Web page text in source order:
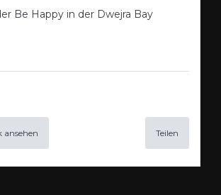
Be Happy in der Dwejra Bay
ansehen Teilen